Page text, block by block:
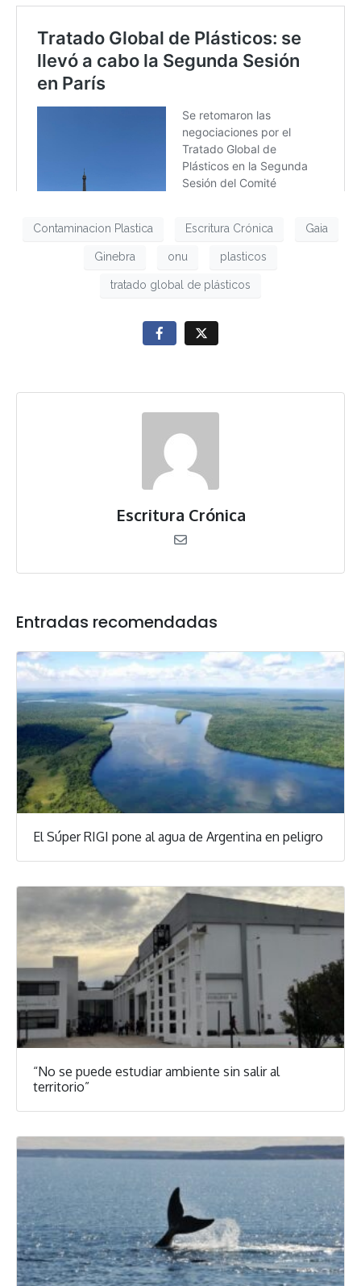
Contaminacion Plastica Escritura Crónica Gaia
Ginebra onu plasticos
tratado global de plásticos
Escritura Crónica
Entradas recomendadas
El Súper RIGI pone al agua de Argentina en peligro
“No se puede estudiar ambiente sin salir al
territorio”